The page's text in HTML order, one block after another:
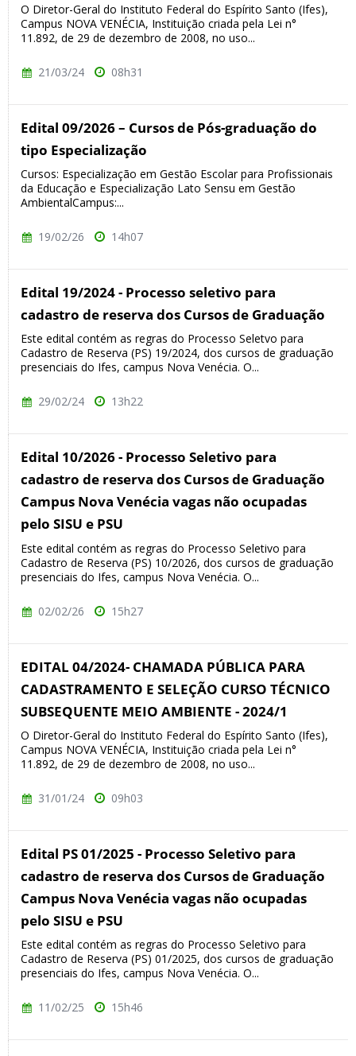
O Diretor-Geral do Instituto Federal do Espírito Santo (Ifes),
Campus NOVA VENÉCIA, Instituição criada pela Lei n°
11.892, de 29 de dezembro de 2008, no uso...
21/03/24 08h31
Edital 09/2026 – Cursos de Pós-graduação do
tipo Especialização
Cursos: Especialização em Gestão Escolar para Profissionais
da Educação e Especialização Lato Sensu em Gestão
AmbientalCampus:...
19/02/26 14h07
Edital 19/2024 - Processo seletivo para
cadastro de reserva dos Cursos de Graduação
Este edital contém as regras do Processo Seletvo para
Cadastro de Reserva (PS) 19/2024, dos cursos de graduação
presenciais do Ifes, campus Nova Venécia. O...
29/02/24 13h22
Edital 10/2026 - Processo Seletivo para
cadastro de reserva dos Cursos de Graduação
Campus Nova Venécia vagas não ocupadas
pelo SISU e PSU
Este edital contém as regras do Processo Seletivo para
Cadastro de Reserva (PS) 10/2026, dos cursos de graduação
presenciais do Ifes, campus Nova Venécia. O...
02/02/26 15h27
EDITAL 04/2024- CHAMADA PÚBLICA PARA
CADASTRAMENTO E SELEÇÃO CURSO TÉCNICO
SUBSEQUENTE MEIO AMBIENTE - 2024/1
O Diretor-Geral do Instituto Federal do Espírito Santo (Ifes),
Campus NOVA VENÉCIA, Instituição criada pela Lei n°
11.892, de 29 de dezembro de 2008, no uso...
31/01/24 09h03
Edital PS 01/2025 - Processo Seletivo para
cadastro de reserva dos Cursos de Graduação
Campus Nova Venécia vagas não ocupadas
pelo SISU e PSU
Este edital contém as regras do Processo Seletivo para
Cadastro de Reserva (PS) 01/2025, dos cursos de graduação
presenciais do Ifes, campus Nova Venécia. O...
11/02/25 15h46